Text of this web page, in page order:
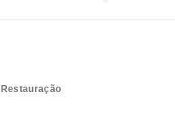
Restauração